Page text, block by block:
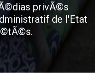
privÃ©s
de l'Etat